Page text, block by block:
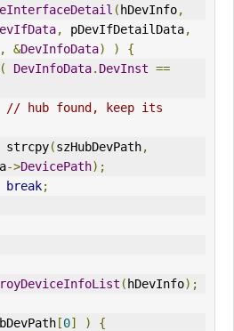
( hDevInfo,
, pDevIfDetailData,
&DevInfoData) )
{
( DevInfoData. DevInst ==
// hub found, keep its
                strcpy
(szHubDevPath,
->DevicePath);
break;
( hDevInfo);
[0] )
{